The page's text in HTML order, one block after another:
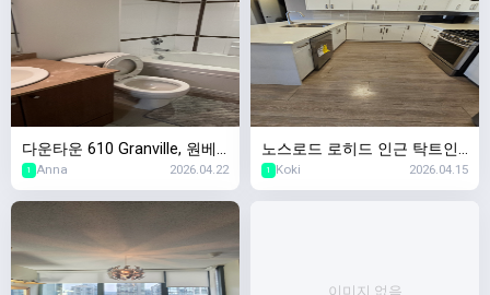
다운타운 610 Granville, 원베
드룸유닛 $2400 6월1일입주
1 Anna 2026.04.22
노스로드 로히드 인근 탁트인
베이스먼트 방2/욕실1
1 Koki 2026.04.15
이미지 없음